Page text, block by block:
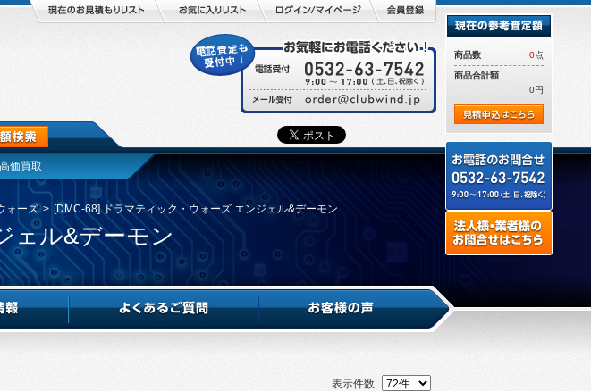
価買取
ォーズ > [DMC-68] ドラマティック・ウォーズ エンジェル&デーモン
ェル&デーモン
表示件数
商品数 0点
商品合計額
0円